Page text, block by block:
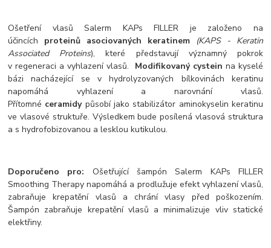
Ošetření vlasů Salerm KAPs FILLER je založeno na
účincích proteinů asociovaných keratinem
(KAPS - Keratin
Associated Proteins), které představují významný pokrok
v regeneraci a vyhlazení vlasů. Modifikovaný cystein na kyselé
bázi nacházející se v hydrolyzovaných bílkovinách keratinu
napomáhá vyhlazení a narovnání vlasů.
Přítomné ceramidypůsobí jako stabilizátor aminokyselin keratinu
ve vlasové struktuře. Výsledkem bude posílená vlasová struktura
a s hydrofobizovanou a lesklou kutikulou.
Doporučeno pro: Ošetřující šampón Salerm KAPs FILLER
Smoothing Therapy napomáhá a prodlužuje efekt vyhlazení vlasů,
zabraňuje krepatění vlasů a chrání vlasy před poškozením.
Šampón zabraňuje krepatění vlasů a minimalizuje vliv statické
elektřiny.